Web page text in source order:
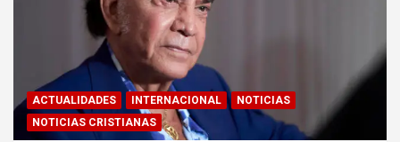
ACTUALIDADES INTERNACIONAL
NOTICIAS
NOTICIAS CRISTIANAS